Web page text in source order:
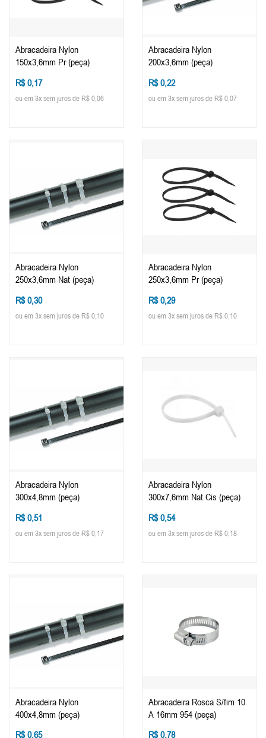
Abracadeira Nylon
150x3,6mm Pr (peça)
R$ 0,17
ou em 3x sem juros de R$ 0,06
Abracadeira Nylon
200x3,6mm (peça)
R$ 0,22
ou em 3x sem juros de R$ 0,07
Abracadeira Nylon
250x3,6mm Nat (peça)
R$ 0,30
ou em 3x sem juros de R$ 0,10
Abracadeira Nylon
250x3,6mm Pr (peça)
R$ 0,29
ou em 3x sem juros de R$ 0,10
Abracadeira Nylon
300x4,8mm (peça)
R$ 0,51
ou em 3x sem juros de R$ 0,17
Abracadeira Nylon
300x7,6mm Nat Cis (peça)
R$ 0,54
ou em 3x sem juros de R$ 0,18
Abracadeira Nylon
400x4,8mm (peça)
R$ 0,65
Abracadeira Rosca S/fim 10
A 16mm 954 (peça)
R$ 0,78